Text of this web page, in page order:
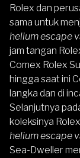
Rolex dan
sama untuk
helium escape
jam tangan
Comex Rolex
hingga saat ini
langka dan di
Selanjutnya
koleksinya
helium escape
Sea-Dweller